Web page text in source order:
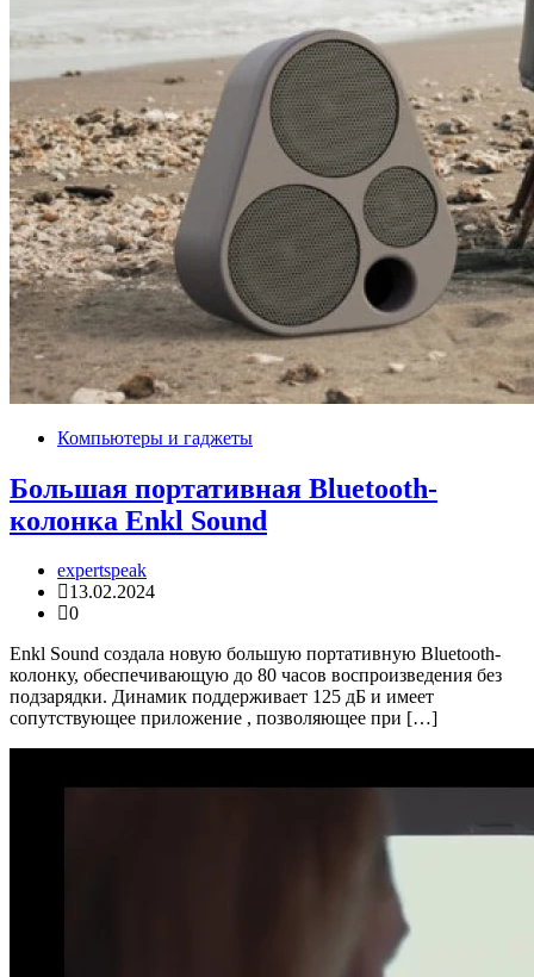
Компьютеры и гаджеты
Большая портативная Bluetooth-
колонка Enkl Sound
expertspeak
13.02.2024
0
Enkl Sound создала новую большую портативную Bluetooth-
колонку, обеспечивающую до 80 часов воспроизведения без
подзарядки. Динамик поддерживает 125 дБ и имеет
сопутствующее приложение , позволяющее при […]